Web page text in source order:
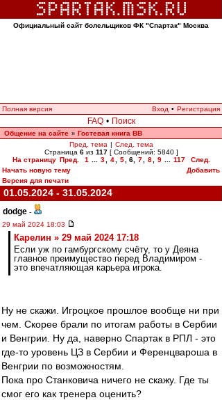
Официальный сайт болельщиков ФК "Спартак" Москва
Полная версия Вход • Регистрация
FAQ • Поиск
Общение на сайте » Гостевая книга ВВ
Пред. тема | След. тема
Страница 6из 117[ Сообщений: 5840 ]
На страницу Пред. 1 3 4 5 6, 7 8 9 117
След.
Начать новую тему
Добавить
Версия для печати
01.05.2024 - 31.05.2024
dodge -
29 май 2024 18:03
Карелин » 29 май 2024 17:18
Если уж по гамбургскому счёту, то у Деяна
главное преимущество перед Владимиром -
это впечатляющая карьера игрока.
Ну не скажи. Игроцкое прошлое вообще ни при
чем. Скорее брали по итогам работы в Сербии
и Венгрии. Ну да, наверно Спартак в РПЛ - это
где-то уровень ЦЗ в Сербии и Ференцвароша в
Венгрии по возможностям.
Пока про Станковича ничего не скажу. Где ты
смог его как тренера оценить?